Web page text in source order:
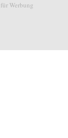
Werbung